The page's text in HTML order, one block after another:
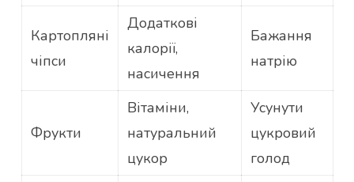
Картопляні
чіпси
Додаткові
калорії,
насичення
Бажання
натрію
Фрукти
Вітаміни,
натуральний
цукор
Усунути
цукровий
голод